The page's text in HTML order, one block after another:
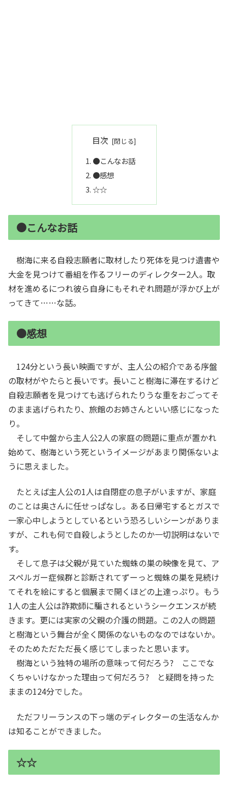
目次
●こんなお話
●感想
☆☆
●こんなお話
樹海に来る自殺志願者に取材したり死体を見つけ遺書や
大金を見つけて番組を作るフリーのディレクター2人。取
材を進めるにつれ彼ら自身にもそれぞれ問題が浮かび上が
ってきて……な話。
●感想
124分という長い映画ですが、主人公の紹介である序盤
の取材がやたらと長いです。長いこと樹海に滞在するけど
自殺志願者を見つけても逃げられたりうな重をおごってそ
のまま逃げられたり、旅館のお姉さんといい感じになった
り。
そして中盤から主人公2人の家庭の問題に重点が置かれ
始めて、樹海という死というイメージがあまり関係ないよ
うに思えました。
たとえば主人公の1人は自閉症の息子がいますが、家庭
のことは奥さんに任せっぱなし。ある日帰宅するとガスで
一家心中しようとしているという恐ろしいシーンがありま
すが、これも何で自殺しようとしたのか一切説明はないで
す。
そして息子は父親が見ていた蜘蛛の巣の映像を見て、ア
スペルガー症候群と診断されてずーっと蜘蛛の巣を見続け
てそれを絵にすると個展まで開くほどの上達っぷり。もう
1人の主人公は詐欺師に騙されるというシークエンスが続
きます。更には実家の父親の介護の問題。この2人の問題
と樹海という舞台が全く関係のないものなのではないか。
そのためただただ長く感じてしまったと思います。
樹海という独特の場所の意味って何だろう? ここでな
くちゃいけなかった理由って何だろう? と疑問を持った
ままの124分でした。
ただフリーランスの下っ端のディレクターの生活なんか
は知ることができました。
☆☆